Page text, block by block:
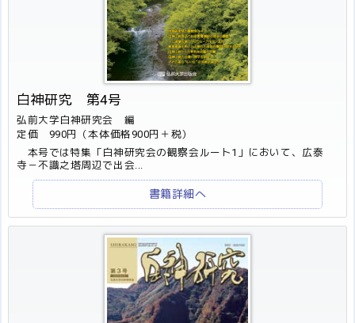
白神研究 第4号
弘前大学白神研究会 編
定価 990円（本体価格900円＋税）
本号では特集「白神研究会の観察会ルート1」において、広泰
寺－不識之塔周辺で出会...
書籍詳細へ